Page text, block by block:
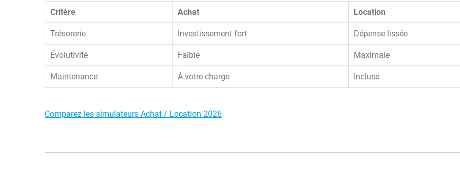
Critère Achat Location
Trésorerie Investissement fort Dépense lissée
Évolutivité Faible Maximale
Maintenance À votre charge Incluse
Comparez les simulateurs Achat / Location 2026